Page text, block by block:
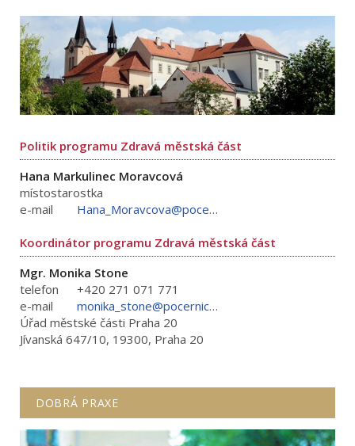
Politik programu Zdravá městská část
Hana Markulinec Moravcová
místostarostka
e-mail
Hana_Moravcova@pocernice.cz
Koordinátor programu Zdravá městská část
Mgr. Monika Stone
telefon
+420 271 071 771
e-mail
monika_stone@pocernice.cz
Úřad městské části Praha 20
Jívanská 647/10, 19300, Praha 20
DOBRÁ PRAXE